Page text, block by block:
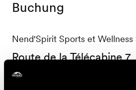
Buchung
Nend'Spirit Sports et Wellness
Route de la Télécabine 7
1997 Haute-Nendaz